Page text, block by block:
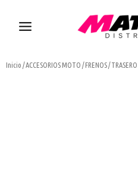
contenido
Inicio /ACCESORIOS MOTO /FRENOS/TRASERO